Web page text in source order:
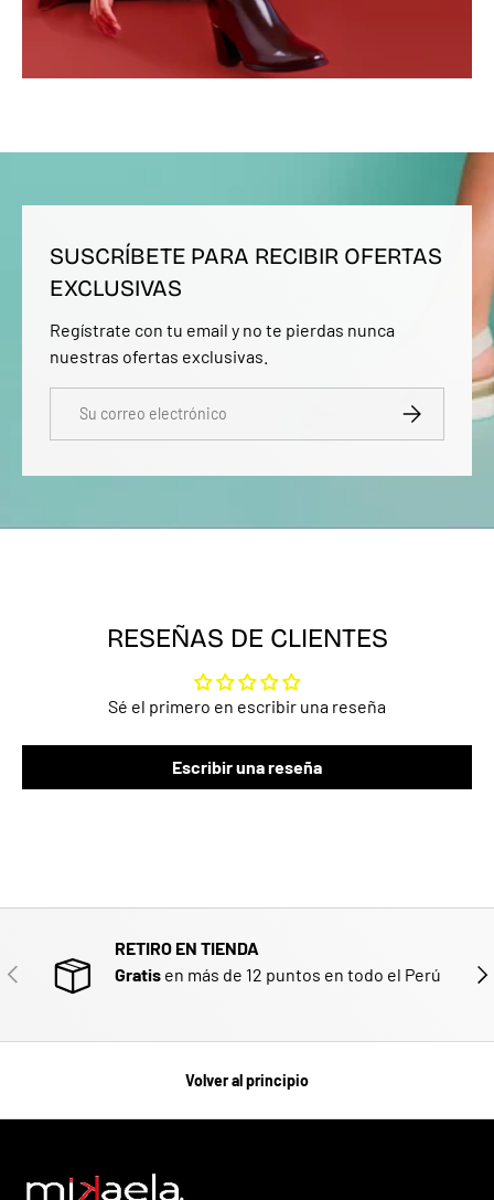
SUSCRÍBETE PARA RECIBIR OFERTAS
EXCLUSIVAS
Regístrate con tu email y no te pierdas nunca
nuestras ofertas exclusivas.
SUSCRIBIRSE
RESEÑAS DE CLIENTES
Sé el primero en escribir una reseña
Escribir una reseña
ANTERIOR
RETIRO EN TIENDA
Gratis en más de 12 puntos en todo el Perú
Volver al principio